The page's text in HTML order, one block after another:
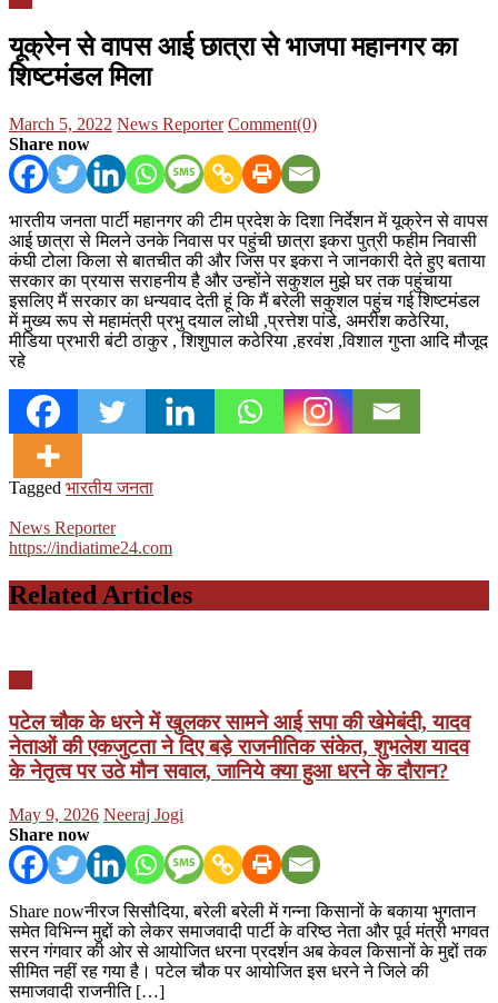
यूक्रेन से वापस आई छात्रा से भाजपा महानगर का
शिष्टमंडल मिला
Posted
on
March 5, 2022 Author
News Reporter Comment(0)
Share now
भारतीय जनता पार्टी महानगर की टीम प्रदेश के दिशा निर्देशन में यूक्रेन से वापस
आई छात्रा से मिलने उनके निवास पर पहुंची छात्रा इकरा पुत्री फहीम निवासी
कंघी टोला किला से बातचीत की और जिस पर इकरा ने जानकारी देते हुए बताया
सरकार का प्रयास सराहनीय है और उन्होंने सकुशल मुझे घर तक पहुंचाया
इसलिए मैं सरकार का धन्यवाद देती हूं कि मैं बरेली सकुशल पहुंच गई शिष्टमंडल
में मुख्य रूप से महामंत्री प्रभु दयाल लोधी ,प्रत्तेश पांडे, अमरीश कठेरिया,
मीडिया प्रभारी बंटी ठाकुर , शिशुपाल कठेरिया ,हरवंश ,विशाल गुप्ता आदि मौजूद
रहे
Tagged भारतीय जनता
News Reporter
https://indiatime24.com
Related Articles
पटेल चौक के धरने में खुलकर सामने आई सपा की खेमेबंदी, यादव
नेताओं की एकजुटता ने दिए बड़े राजनीतिक संकेत, शुभलेश यादव
के नेतृत्व पर उठे मौन सवाल, जानिये क्या हुआ धरने के दौरान?
Posted
on
May 9, 2026 Author
Neeraj Jogi
Share now
Share nowनीरज सिसौदिया, बरेली बरेली में गन्ना किसानों के बकाया भुगतान
समेत विभिन्न मुद्दों को लेकर समाजवादी पार्टी के वरिष्ठ नेता और पूर्व मंत्री भगवत
सरन गंगवार की ओर से आयोजित धरना प्रदर्शन अब केवल किसानों के मुद्दों तक
सीमित नहीं रह गया है। पटेल चौक पर आयोजित इस धरने ने जिले की
समाजवादी राजनीति […]